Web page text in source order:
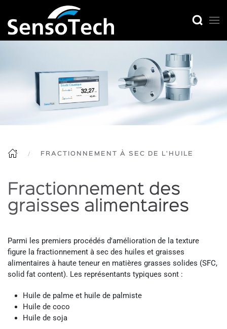
FRACTIONNEMENT À SEC DE L'HUILE
Fractionnement des
graisses alimentaires
Parmi les premiers procédés d'amélioration de la texture
figure la fractionnement à sec des huiles et graisses
alimentaires à haute teneur en matières grasses solides (SFC,
solid fat content). Les représentants typiques sont :
Huile de palme et huile de palmiste
Huile de coco
Huile de soja